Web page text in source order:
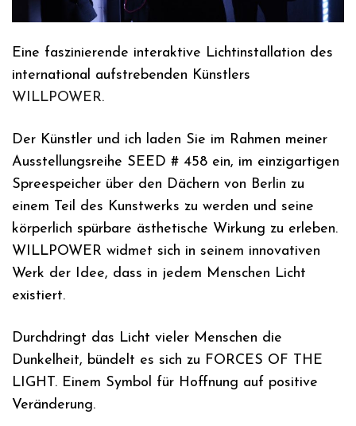
Eine faszinierende interaktive Lichtinstallation des
international aufstrebenden Künstlers
WILLPOWER.
Der Künstler und ich laden Sie im Rahmen meiner
Ausstellungsreihe SEED # 458 ein, im einzigartigen
Spreespeicher über den Dächern von Berlin zu
einem Teil des Kunstwerks zu werden und seine
körperlich spürbare ästhetische Wirkung zu erleben.
WILLPOWER widmet sich in seinem innovativen
Werk der Idee, dass in jedem Menschen Licht
existiert.
Durchdringt das Licht vieler Menschen die
Dunkelheit, bündelt es sich zu FORCES OF THE
LIGHT. Einem Symbol für Hoffnung auf positive
Veränderung.